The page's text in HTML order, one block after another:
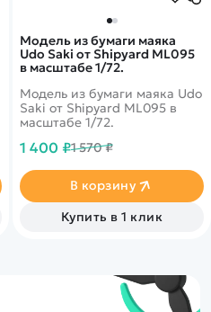
Модель из бумаги маяка
Udo Saki от Shipyard ML095
в масштабе 1/72.
Модель из бумаги маяка Udo
Saki от Shipyard ML095 в
масштабе 1/72.
1 400 ₽1 570 ₽
В корзину
Купить в 1 клик